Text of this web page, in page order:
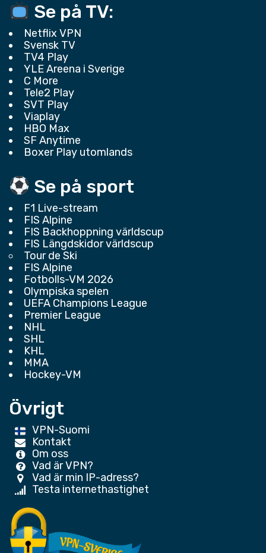
Se på TV:
Netflix VPN
Svensk TV
TV4 Play
YLE Areena i Sverige
C More
Tele2 Play
SVT Play
Viaplay
HBO Max
SF Anytime
Boxer Play utomlands
Se på sport
F1 Live-stream
FIS Alpine
FIS Backhoppning världscup
FIS Längdskidor världscup
Tour de Ski
FIS Alpine
Fotbolls-VM 2026
Olympiska spelen
UEFA Champions League
Premier League
NHL
SHL
KHL
MMA
Hockey-VM
Övrigt
VPN-Suomi
Kontakt
Om oss
Vad är VPN?
Vad är min IP-adress?
Testa internethastighet